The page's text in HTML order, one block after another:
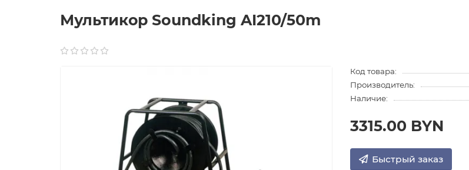
Мультикор Soundking AI210/50m
Код товара:
Производитель:
Наличие:
3315.00 BYN
Быстрый заказ